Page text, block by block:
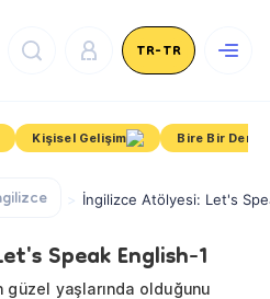
TR-TR
Kişisel Gelişim Bire Bir
İngilizce Atölyesi: Let's
Speak English-1
yaşlarında olduğunu